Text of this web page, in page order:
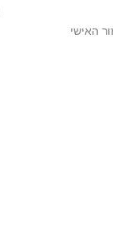
האישי